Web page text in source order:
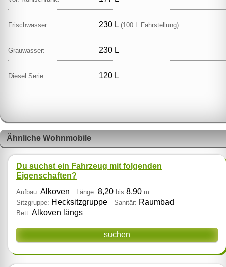
Frischwasser: 230 L (100 L Fahrstellung)
Grauwasser: 230 L
Diesel Serie: 120 L
Ähnliche Wohnmobile
Du suchst ein Fahrzeug mit folgenden
Eigenschaften?
Aufbau: Alkoven Länge: 8,20 bis 8,90 m
Sitzgruppe: Hecksitzgruppe Sanitär: Raumbad
Bett: Alkoven längs
suchen